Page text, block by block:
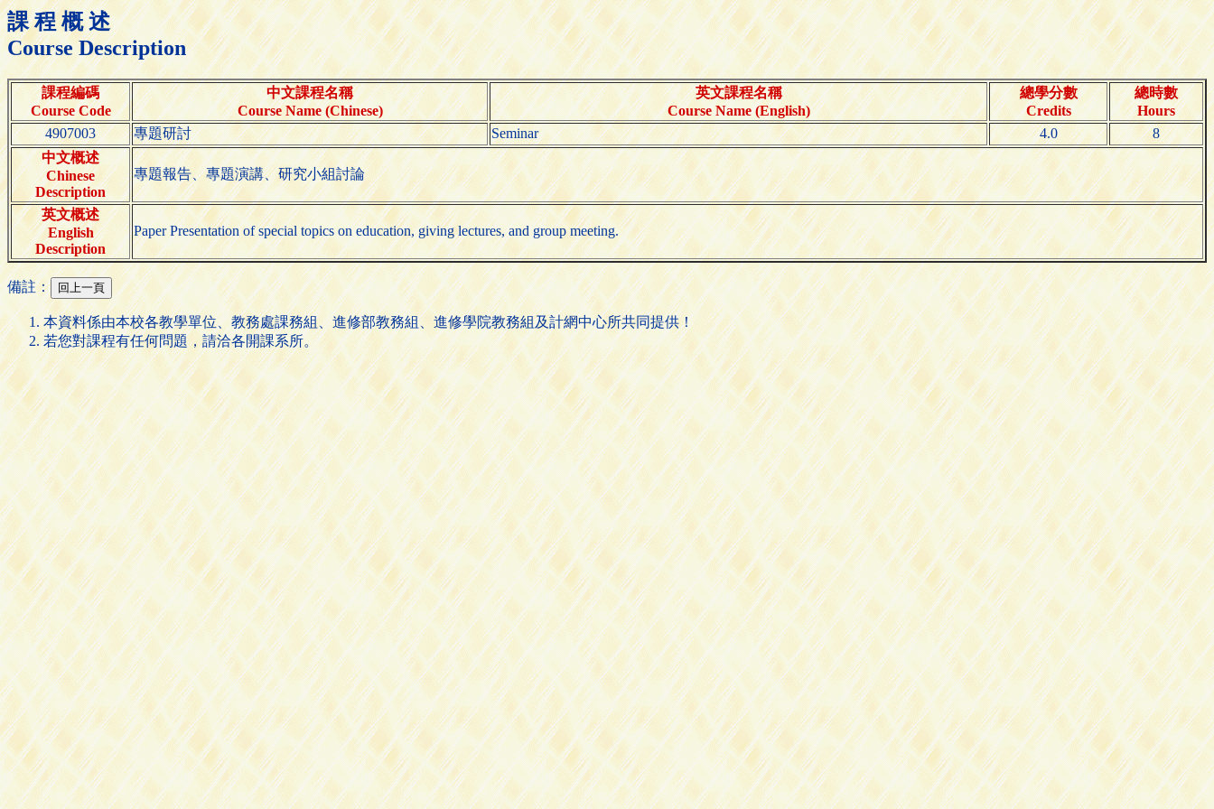
課 程 概 述
Course Description
課程編碼
Course Code
中文課程名稱
Course Name (Chinese)
英文課程名稱
Course Name (English)
總學分數
Credits
總時數
Hours
4907003
專題研討 Seminar 4.0
8
中文概述
Chinese
Description
專題報告、專題演講、研究小組討論
英文概述
English
Description
Paper Presentation of special topics on education, giving lectures, and group meeting.
備註：
本資料係由本校各教學單位、教務處課務組、進修部教務組、進修學院教務組及計網中心所共同提供！
若您對課程有任何問題，請洽各開課系所。